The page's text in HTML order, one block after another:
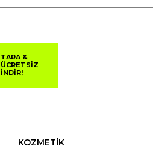
TARA &
ÜCRETSİZ
İNDİR!
KOZMETİK